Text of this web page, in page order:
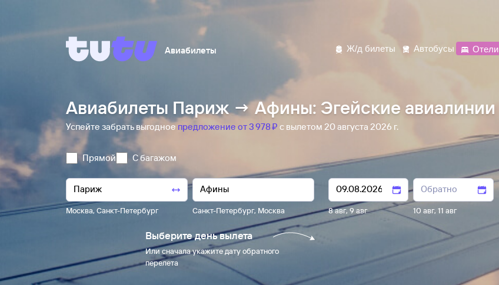
Авиабилеты Ж/д билеты Автобусы Отели
Авиабилеты Париж → Афины: Эгейские авиалинии
Успейте забрать выгодное предложение от 3 ⁠978 ⁠₽ с вылетом 20 августа 2026 г.
Прямой С багажом
Москва, Санкт-Петербург Санкт-Петербург, Москва 8 авг, 9 авг 10 авг,11 авг
Выберите день вылета
Или сначала укажите дату обратного
перелета